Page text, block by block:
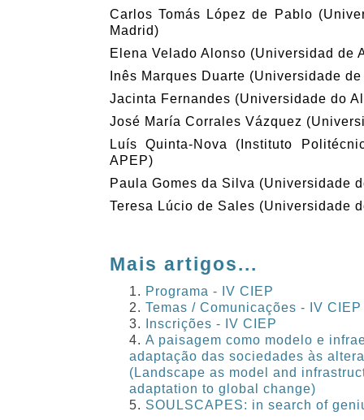
Carlos Tomás López de Pablo
Madrid)
Elena Velado Alonso (Universidad de
Inês Marques Duarte (Universidade
Jacinta Fernandes (Universidade do
José María Corrales Vázquez
Luís Quinta-Nova (Instituto
APEP)
Paula Gomes da Silva (Universidade
Teresa Lúcio de Sales (Universidade
Mais artigos...
Programa - IV CIEP
Temas / Comunicações - IV CIEP
Inscrições - IV CIEP
A paisagem como modelo e
adaptação das sociedades às
(Landscape as model and
adaptation to global change)
SOULSCAPES: in search of